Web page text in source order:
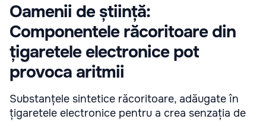
Oamenii de știință:
Componentele răcoritoare din
țigaretele electronice pot
provoca aritmii
Substanțele sintetice răcoritoare, adăugate în
țigaretele electronice pentru a crea senzația de